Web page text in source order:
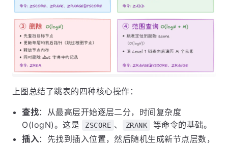
上图总结了跳表的四种核心操作：
查找：从最高层开始逐层二分，时间复杂度
O(logN)。这是
ZSCORE 、 ZRANK
等命令的基础。
插入：先找到插入位置，然后随机生成新节点层数，